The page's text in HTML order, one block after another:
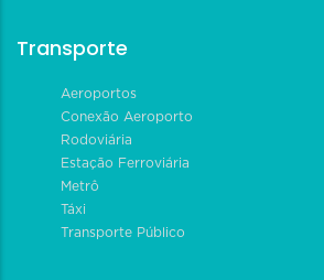
Transporte
Aeroportos
Conexão Aeroporto
Rodoviária
Estação Ferroviária
Metrô
Táxi
Transporte Público